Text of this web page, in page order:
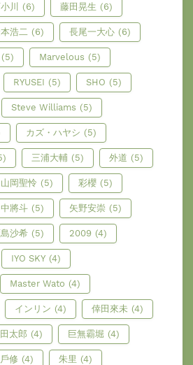
川 (6) 藤田晃生 (6)
浩二 (6) 長尾一大心 (6)
(5) Marvelous (5)
RYUSEI (5) SHO (5)
Steve Williams (5)
カズ・ハヤシ (5)
三浦大輔 (5) 外道 (5)
山岡聖怜 (5) 彩櫻 (5)
將斗 (5) 矢野安崇 (5)
島沙希 (5) 2009 (4)
IYO SKY (4)
Master Wato (4)
インリン (4) 倖田來未 (4)
太郎 (4) 巨無霸堀 (4)
修 (4) 朱里 (4)